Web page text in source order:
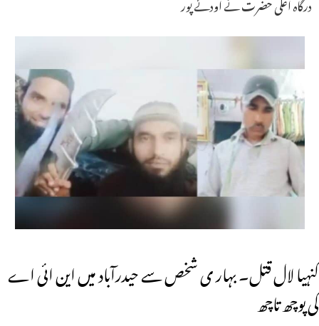
کنہیا لال قتل۔ بہار ی شخص سے حیدرآباد میں این ائی اے
کی پوچھ تاچھ